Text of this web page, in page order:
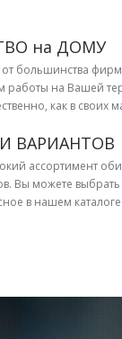
на ДОМУ
большинства
работы на Вашей
как в своих
ВАРИАНТОВ
ассортимент
Вы можете выбрать
в нашем